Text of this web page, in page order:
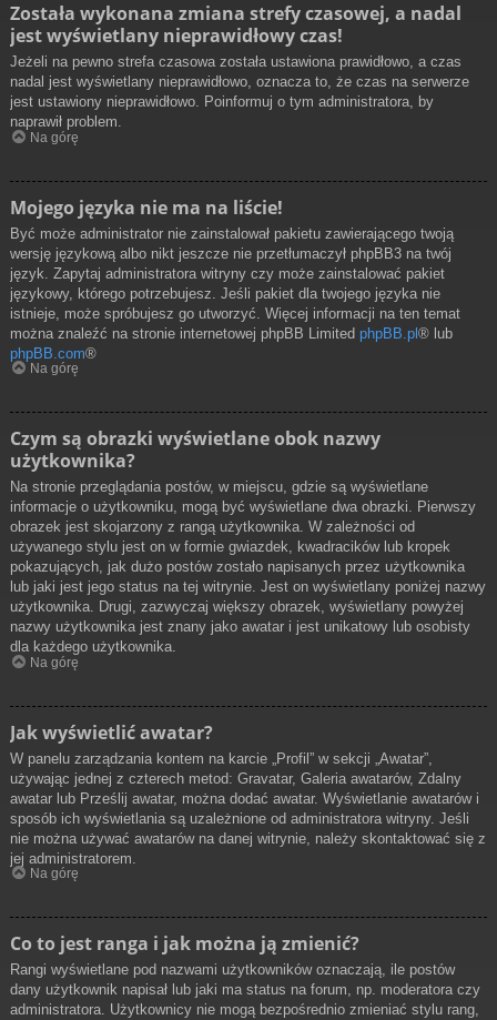
Została wykonana zmiana strefy czasowej, a nadal
jest wyświetlany nieprawidłowy czas!
Jeżeli na pewno strefa czasowa została ustawiona prawidłowo, a czas
nadal jest wyświetlany nieprawidłowo, oznacza to, że czas na serwerze
jest ustawiony nieprawidłowo. Poinformuj o tym administratora, by
naprawił problem.
Na górę
Mojego języka nie ma na liście!
Być może administrator nie zainstalował pakietu zawierającego twoją
wersję językową albo nikt jeszcze nie przetłumaczył phpBB3 na twój
język. Zapytaj administratora witryny czy może zainstalować pakiet
językowy, którego potrzebujesz. Jeśli pakiet dla twojego języka nie
istnieje, może spróbujesz go utworzyć. Więcej informacji na ten temat
można znaleźć na stronie internetowej phpBB Limited phpBB.pl ® lub
phpBB.com®
Na górę
Czym są obrazki wyświetlane obok nazwy
użytkownika?
Na stronie przeglądania postów, w miejscu, gdzie są wyświetlane
informacje o użytkowniku, mogą być wyświetlane dwa obrazki. Pierwszy
obrazek jest skojarzony z rangą użytkownika. W zależności od
używanego stylu jest on w formie gwiazdek, kwadracików lub kropek
pokazujących, jak dużo postów zostało napisanych przez użytkownika
lub jaki jest jego status na tej witrynie. Jest on wyświetlany poniżej nazwy
użytkownika. Drugi, zazwyczaj większy obrazek, wyświetlany powyżej
nazwy użytkownika jest znany jako awatar i jest unikatowy lub osobisty
dla każdego użytkownika.
Na górę
Jak wyświetlić awatar?
W panelu zarządzania kontem na karcie „Profil” w sekcji „Awatar”,
używając jednej z czterech metod: Gravatar, Galeria awatarów, Zdalny
awatar lub Prześlij awatar, można dodać awatar. Wyświetlanie awatarów i
sposób ich wyświetlania są uzależnione od administratora witryny. Jeśli
nie można używać awatarów na danej witrynie, należy skontaktować się z
jej administratorem.
Na górę
Co to jest ranga i jak można ją zmienić?
Rangi wyświetlane pod nazwami użytkowników oznaczają, ile postów
dany użytkownik napisał lub jaki ma status na forum, np. moderatora czy
administratora. Użytkownicy nie mogą bezpośrednio zmieniać stylu rang,